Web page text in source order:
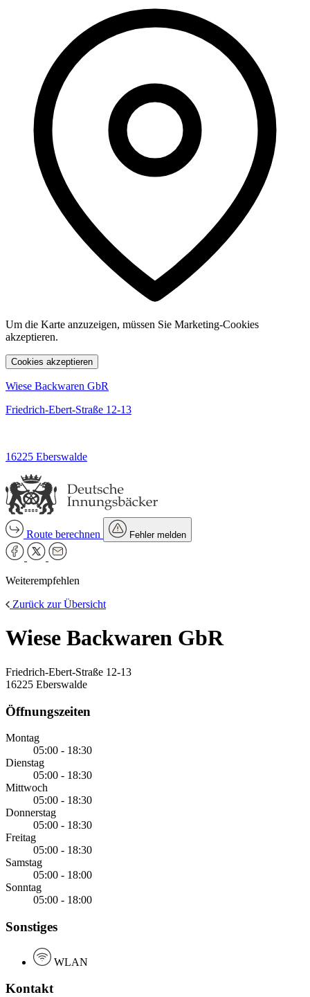
Um die Karte anzuzeigen, müssen Sie Marketing-Cookies
akzeptieren.
Cookies akzeptieren
Wiese Backwaren GbR
Friedrich-Ebert-Straße 12-13
16225 Eberswalde
Route berechnen Fehler melden
Weiterempfehlen
Zurück zur Übersicht
Wiese Backwaren GbR
Friedrich-Ebert-Straße 12-13
16225 Eberswalde
Öffnungszeiten
Montag
05:00 - 18:30
Dienstag
05:00 - 18:30
Mittwoch
05:00 - 18:30
Donnerstag
05:00 - 18:30
Freitag
05:00 - 18:30
Samstag
05:00 - 18:00
Sonntag
05:00 - 18:00
Sonstiges
WLAN
Kontakt